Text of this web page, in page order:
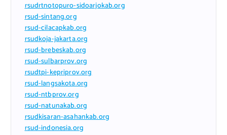
rsudrtnotopuro-sidoarjokab.org
rsud-sintang.org
rsud-cilacapkab.org
rsudkoja-jakarta.org
rsud-brebeskab.org
rsud-sulbarprov.org
rsudtpi-kepriprov.org
rsud-langsakota.org
rsud-ntbprov.org
rsud-natunakab.org
rsudkisaran-asahankab.org
rsud-indonesia.org